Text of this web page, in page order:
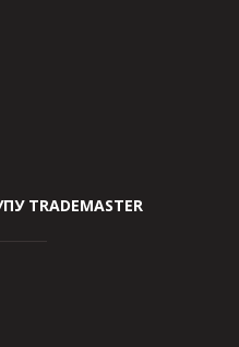
TRADEMASTER